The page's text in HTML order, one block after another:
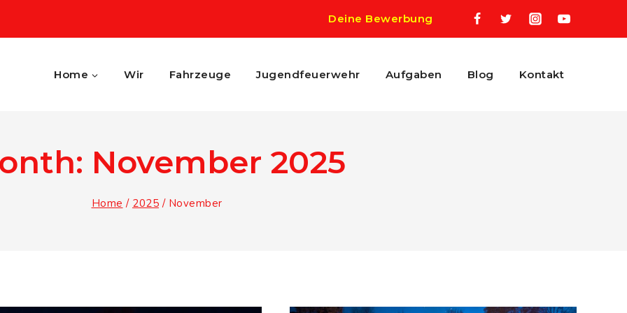
Deine Bewerbung
Home Wir Fahrzeuge Jugendfeuerwehr Aufgaben Blog Kontakt
November 2025
Home / 2025 / November